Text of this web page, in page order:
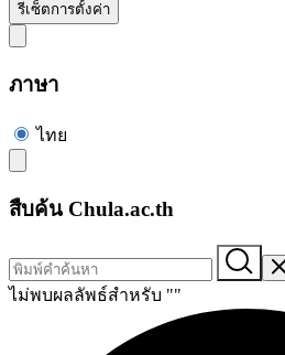
รีเซ็ตการตั้งค่า
ภาษา
ไทย
สืบค้น Chula.ac.th
ไม่พบผลลัพธ์สำหรับ ""